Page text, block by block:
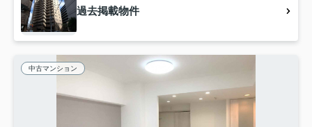
過去掲載物件
中古マンション